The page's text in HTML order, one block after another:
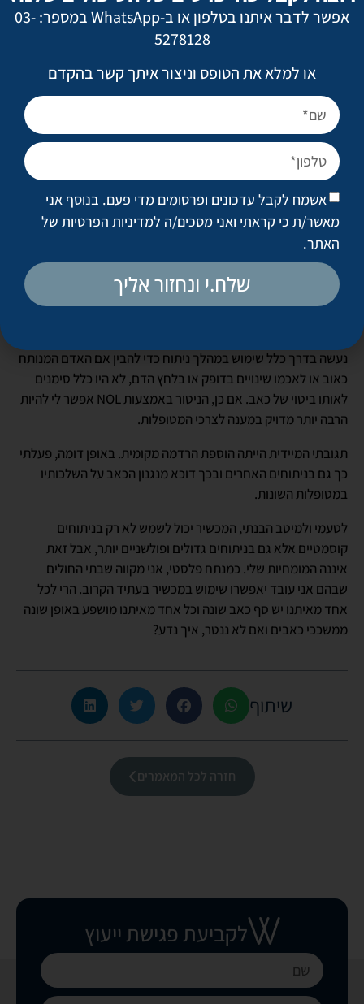
פנים כשהזרקתי שומן עצמוני בעומק הרקמות אל שכבת מעטה
העצם של הלסת העליונה – נרשמה לפתע עלייה במדד NOL, הוא
נעשה בדרך כלל שימוש במהלך ניתוח כדי להבין אם האדם המנותח
כאוב או לאכמו שינויים בדופק או בלחץ הדם, לא היו כלל סימנים
לאותו ביטוי של כאב. אם כן, הניטור באמצעות NOL אפשר לי להיות
הרבה יותר מדויק במענה לצרכי המטופלות.
תגובתי המיידית הייתה הוספת הרדמה מקומית. באופן דומה, פעלתי
כך גם בניתוחים האחרים ובכך דוכא מנגנון הכאב על השלכותיו
במטופלות השונות.
לטעמי ולמיטב הבנתי, המכשיר יכול לשמש לא רק בניתוחים
קוסמטיים אלא גם בניתוחים גדולים ופולשניים יותר, אבל זאת
איננה המומחיות שלי. כמנתח פלסטי, אני מקווה שבתי החולים
שבהם אני עובד יאפשרו שימוש במכשיר בעתיד הקרוב. הרי לכל
אחד מאיתנו יש סף כאב שונה וכל אחד מאיתנו מושפע באופן שונה
ממשככי כאבים ואם לא ננטר, איך נדע?
שיתוף
חזרה לכל המאמרים
לקביעת פגישת ייעוץ
אפשר לדבר איתנו בטלפון או ב-WhatsApp במספר: 03-
5278128
או למלא את הטופס וניצור איתך קשר בהקדם
אשמח לקבל עדכונים ופרסומים מדי פעם. בנוסף אני
מאשר/ת כי קראתי ואני מסכים/ה למדיניות הפרטיות של
האתר.
שלח.י ונחזור אליך